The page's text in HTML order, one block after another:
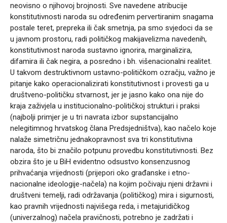
neovisno o njihovoj brojnosti. Sve navedene atribucije
konstitutivnosti naroda su određenim pervertiranim snagama
postale teret, prepreka ili čak smetnja, pa smo svjedoci da se
u javnom prostoru, radi političkog makijavelizma navedenih,
konstitutivnost naroda sustavno ignorira, marginalizira,
difamira ili čak negira, a posredno i bh. višenacionalni realitet.
U takvom destruktivnom ustavno-političkom ozračju, važno je
pitanje kako operacionalizirati konstitutivnost i provesti ga u
društveno-političku stvarnost, jer je jasno kako ona nije do
kraja zaživjela u institucionalno-političkoj strukturi i praksi
(najbolji primjer je u tri navrata izbor supstancijalno
nelegitimnog hrvatskog člana Predsjedništva), kao načelo koje
nalaže simetričnu jednakopravnost sva tri konstitutivna
naroda, što bi značilo potpunu provedbu konstitutivnosti. Bez
obzira što je u BiH evidentno odsustvo konsenzusnog
prihvaćanja vrijednosti (prijepori oko građanske i etno-
nacionalne ideologije-načela) na kojim počivaju njeni državni i
društveni temelji, radi održavanja (političkog) mira i sigurnosti,
kao pravnih vrijednosti najvišega reda, i metajuridičkog
(univerzalnog) načela pravičnosti, potrebno je zadržati i